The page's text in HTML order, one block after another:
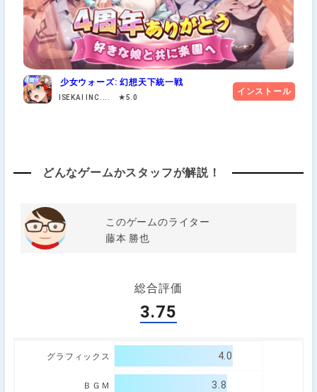
少女ウォーズ: 幻想天下統一戦
ISEKAI INC.... ★5.0
インストール
どんなゲームかスタッフが解説！
このゲームのライター
藤本 勝也
総合評価
3.75
グラフィックス 4.0
ＢＧＭ 3.8